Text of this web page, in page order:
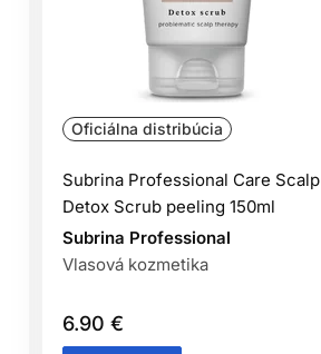
Oficiálna distribúcia
Subrina Professional Care Scalp
Detox Scrub peeling 150ml
Subrina Professional
Vlasová kozmetika
6.90 €